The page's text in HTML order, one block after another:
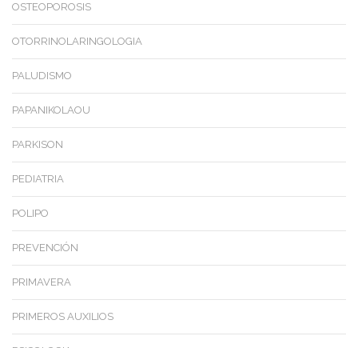
OSTEOPOROSIS
OTORRINOLARINGOLOGIA
PALUDISMO
PAPANIKOLAOU
PARKISON
PEDIATRIA
POLIPO
PREVENCIÓN
PRIMAVERA
PRIMEROS AUXILIOS